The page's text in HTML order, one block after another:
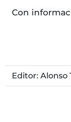
Con
Editor: Alonso